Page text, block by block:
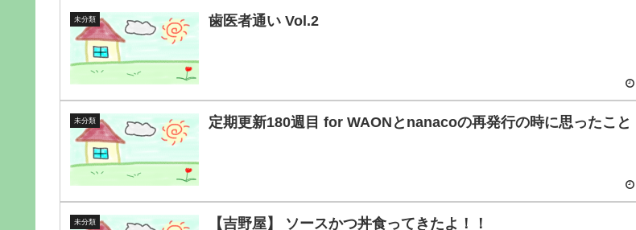
未分類 歯医者通い Vol.2
未分類 定期更新180週目 for WAONとnanacoの再発行の時に思ったこと
未分類 【吉野屋】 ソースかつ丼食ってきたよ！！